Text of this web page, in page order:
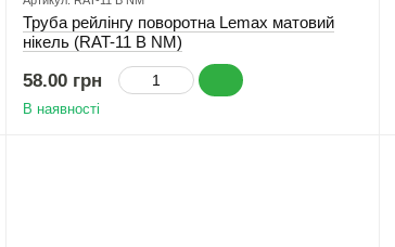
Труба рейлінгу поворотна Lemax матовий
нікель (RAT-11 B NM)
58.00 грн
В наявності